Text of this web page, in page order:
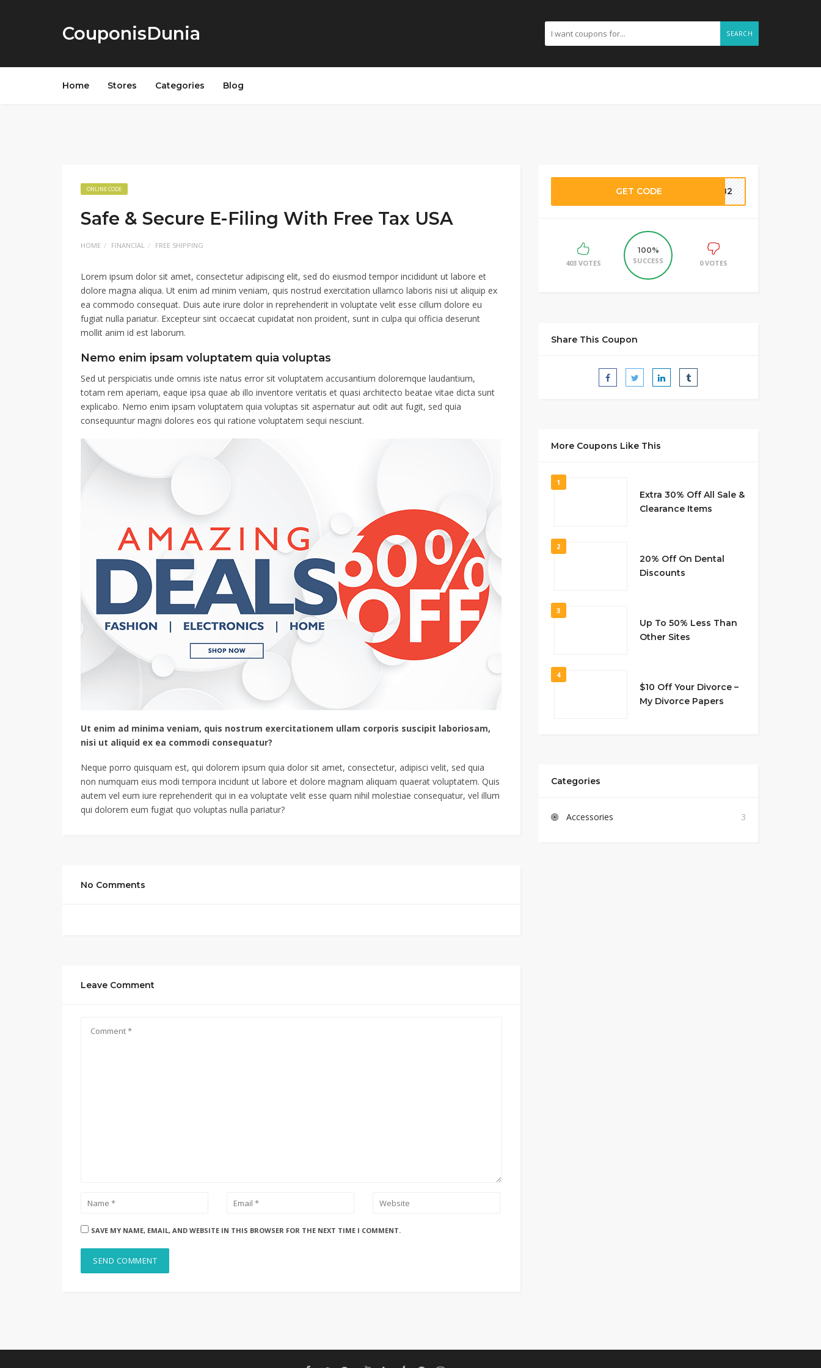
CouponisDunia SEARCH
Home Stores Categories Blog
ONLINE CODE
Safe & Secure E-Filing With Free Tax USA
HOME FINANCIAL FREE SHIPPING
Lorem ipsum dolor sit amet, consectetur adipiscing elit, sed do eiusmod tempor incididunt ut labore et
dolore magna aliqua. Ut enim ad minim veniam, quis nostrud exercitation ullamco laboris nisi ut aliquip ex
ea commodo consequat. Duis aute irure dolor in reprehenderit in voluptate velit esse cillum dolore eu
fugiat nulla pariatur. Excepteur sint occaecat cupidatat non proident, sunt in culpa qui officia deserunt
mollit anim id est laborum.
Nemo enim ipsam voluptatem quia voluptas
Sed ut perspiciatis unde omnis iste natus error sit voluptatem accusantium doloremque laudantium,
totam rem aperiam, eaque ipsa quae ab illo inventore veritatis et quasi architecto beatae vitae dicta sunt
explicabo. Nemo enim ipsam voluptatem quia voluptas sit aspernatur aut odit aut fugit, sed quia
consequuntur magni dolores eos qui ratione voluptatem sequi nesciunt.
Ut enim ad minima veniam, quis nostrum exercitationem ullam corporis suscipit laboriosam,
nisi ut aliquid ex ea commodi consequatur?
Neque porro quisquam est, qui dolorem ipsum quia dolor sit amet, consectetur, adipisci velit, sed quia
non numquam eius modi tempora incidunt ut labore et dolore magnam aliquam quaerat voluptatem. Quis
autem vel eum iure reprehenderit qui in ea voluptate velit esse quam nihil molestiae consequatur, vel illum
qui dolorem eum fugiat quo voluptas nulla pariatur?
No Comments
Leave Comment
SAVE MY NAME, EMAIL, AND WEBSITE IN THIS BROWSER FOR THE NEXT TIME I COMMENT.
GET CODE 6182
403 VOTES
100%
SUCCESS
0 VOTES
Share This Coupon
More Coupons Like This
1
Extra 30% Off All Sale &
Clearance Items
2
20% Off On Dental
Discounts
3
Up To 50% Less Than
Other Sites
4
$10 Off Your Divorce –
My Divorce Papers
Categories
Accessories 3